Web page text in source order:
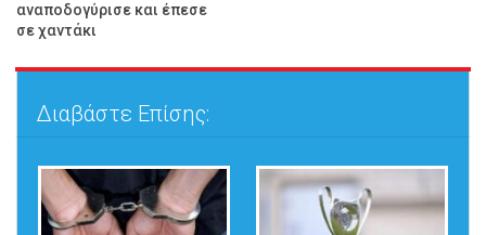
αναποδογύρισε και έπεσε
σε χαντάκι
Διαβάστε Επίσης: